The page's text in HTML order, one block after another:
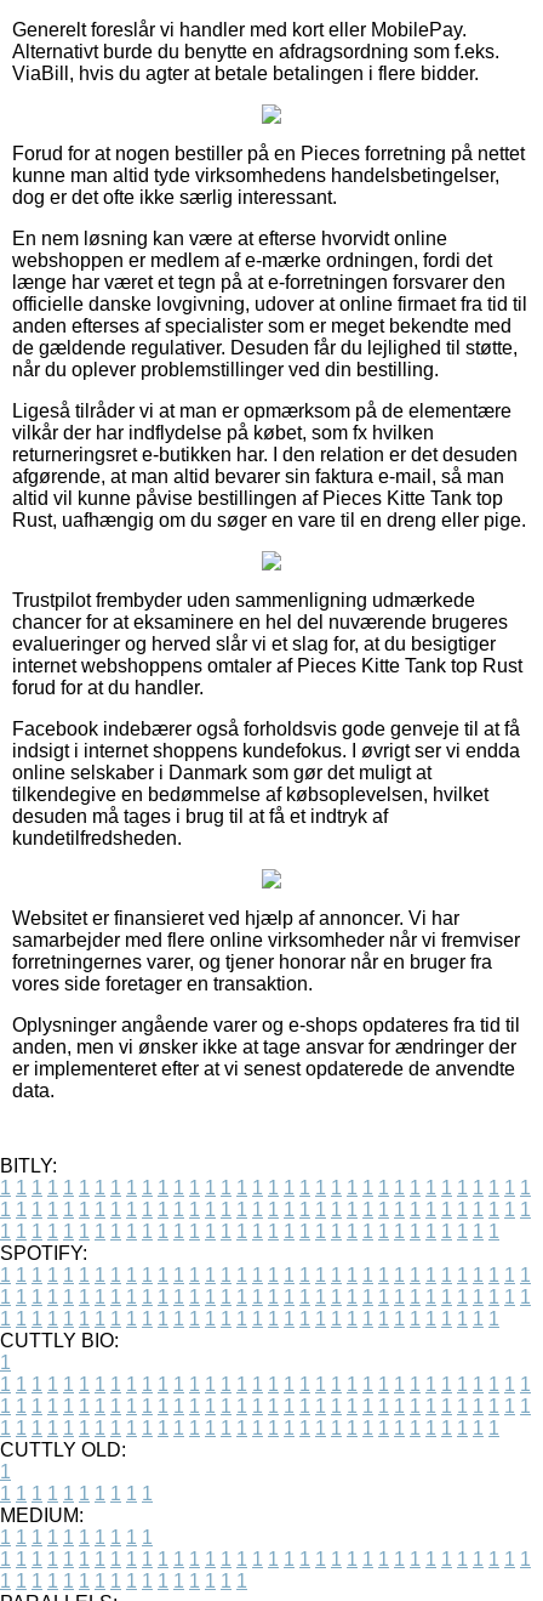
Generelt foreslår vi handler med kort eller MobilePay.
Alternativt burde du benytte en afdragsordning som f.eks.
ViaBill, hvis du agter at betale betalingen i flere bidder.
Forud for at nogen bestiller på en Pieces forretning på nettet
kunne man altid tyde virksomhedens handelsbetingelser,
dog er det ofte ikke særlig interessant.
En nem løsning kan være at efterse hvorvidt online
webshoppen er medlem af e-mærke ordningen, fordi det
længe har været et tegn på at e-forretningen forsvarer den
officielle danske lovgivning, udover at online firmaet fra tid til
anden efterses af specialister som er meget bekendte med
de gældende regulativer. Desuden får du lejlighed til støtte,
når du oplever problemstillinger ved din bestilling.
Ligeså tilråder vi at man er opmærksom på de elementære
vilkår der har indflydelse på købet, som fx hvilken
returneringsret e-butikken har. I den relation er det desuden
afgørende, at man altid bevarer sin faktura e-mail, så man
altid vil kunne påvise bestillingen af Pieces Kitte Tank top
Rust, uafhængig om du søger en vare til en dreng eller pige.
Trustpilot frembyder uden sammenligning udmærkede
chancer for at eksaminere en hel del nuværende brugeres
evalueringer og herved slår vi et slag for, at du besigtiger
internet webshoppens omtaler af Pieces Kitte Tank top Rust
forud for at du handler.
Facebook indebærer også forholdsvis gode genveje til at få
indsigt i internet shoppens kundefokus. I øvrigt ser vi endda
online selskaber i Danmark som gør det muligt at
tilkendegive en bedømmelse af købsoplevelsen, hvilket
desuden må tages i brug til at få et indtryk af
kundetilfredsheden.
Websitet er finansieret ved hjælp af annoncer. Vi har
samarbejder med flere online virksomheder når vi fremviser
forretningernes varer, og tjener honorar når en bruger fra
vores side foretager en transaktion.
Oplysninger angående varer og e-shops opdateres fra tid til
anden, men vi ønsker ikke at tage ansvar for ændringer der
er implementeret efter at vi senest opdaterede de anvendte
data.
BITLY:
1 1 1 1 1 1 1 1 1 1 1 1 1 1 1 1 1 1 1 1 1 1 1 1 1 1 1 1 1 1 1 1 1 1
1 1 1 1 1 1 1 1 1 1 1 1 1 1 1 1 1 1 1 1 1 1 1 1 1 1 1 1 1 1 1 1 1 1
1 1 1 1 1 1 1 1 1 1 1 1 1 1 1 1 1 1 1 1 1 1 1 1 1 1 1 1 1 1 1 1
SPOTIFY:
1 1 1 1 1 1 1 1 1 1 1 1 1 1 1 1 1 1 1 1 1 1 1 1 1 1 1 1 1 1 1 1 1 1
1 1 1 1 1 1 1 1 1 1 1 1 1 1 1 1 1 1 1 1 1 1 1 1 1 1 1 1 1 1 1 1 1 1
1 1 1 1 1 1 1 1 1 1 1 1 1 1 1 1 1 1 1 1 1 1 1 1 1 1 1 1 1 1 1 1
CUTTLY BIO:
1
1 1 1 1 1 1 1 1 1 1 1 1 1 1 1 1 1 1 1 1 1 1 1 1 1 1 1 1 1 1 1 1 1 1
1 1 1 1 1 1 1 1 1 1 1 1 1 1 1 1 1 1 1 1 1 1 1 1 1 1 1 1 1 1 1 1 1 1
1 1 1 1 1 1 1 1 1 1 1 1 1 1 1 1 1 1 1 1 1 1 1 1 1 1 1 1 1 1 1 1
CUTTLY OLD:
1
1 1 1 1 1 1 1 1 1 1
MEDIUM:
1 1 1 1 1 1 1 1 1 1
1 1 1 1 1 1 1 1 1 1 1 1 1 1 1 1 1 1 1 1 1 1 1 1 1 1 1 1 1 1 1 1 1 1
1 1 1 1 1 1 1 1 1 1 1 1 1 1 1 1